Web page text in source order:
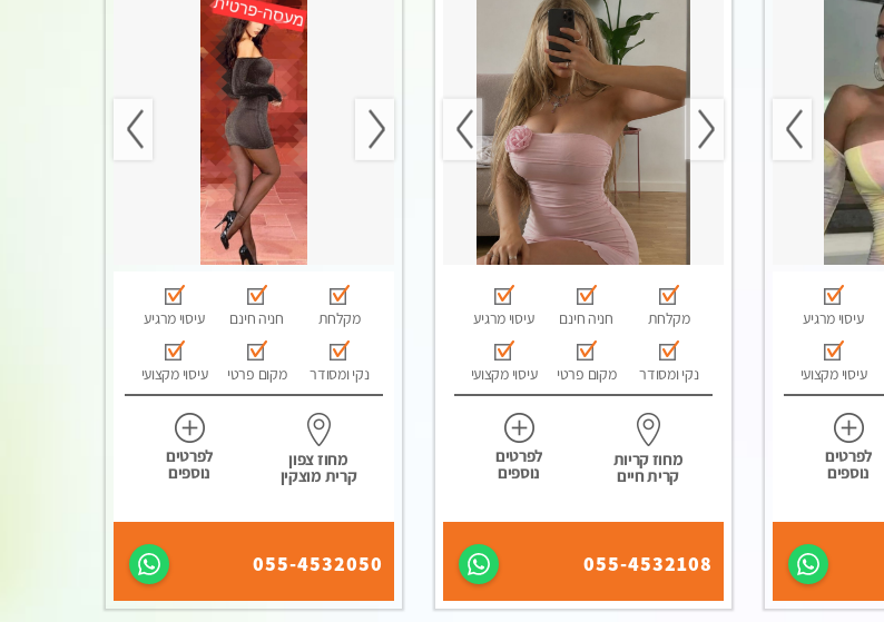
עיסוי מרגיע
עיסוי מקצועי
לפרטים
נוספים
מקלחת חניה חינם עיסוי מרגיע
נקי ומסודר מקום פרטי עיסוי מקצועי
מחוז קריות
קרית חיים
לפרטים
נוספים
055-4532108
מקלחת חניה חינם עיסוי מרגיע
נקי ומסודר מקום פרטי עיסוי מקצועי
מחוז צפון
קרית מוצקין
לפרטים
נוספים
055-4532050